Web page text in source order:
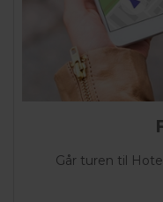
Går turen til